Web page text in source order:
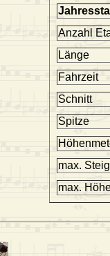
Anzahl
Länge
Fahrzeit
Schnitt
Spitze
max.
max.